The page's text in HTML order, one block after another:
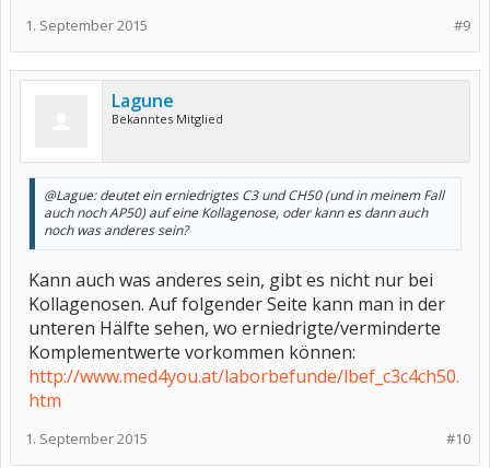
#9
1. September 2015
Lagune
Bekanntes Mitglied
@Lague: deutet ein erniedrigtes C3 und CH50 (und in meinem Fall
auch noch AP50) auf eine Kollagenose, oder kann es dann auch
noch was anderes sein?
Kann auch was anderes sein, gibt es nicht nur bei
Kollagenosen. Auf folgender Seite kann man in der
unteren Hälfte sehen, wo erniedrigte/verminderte
Komplementwerte vorkommen können:
http://www.med4you.at/laborbefunde/lbef_c3c4ch50.
htm
#10
1. September 2015